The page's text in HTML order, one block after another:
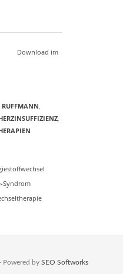
Download im
RUFFMANN,
,
Syndrom
by SEO Softworks